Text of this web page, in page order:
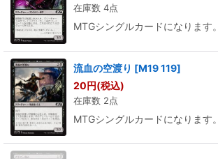
在庫数 4点
MTGシングルカードになります。
流血の空渡り [M19 119]
20円(税込)
在庫数 2点
MTGシングルカードになります。